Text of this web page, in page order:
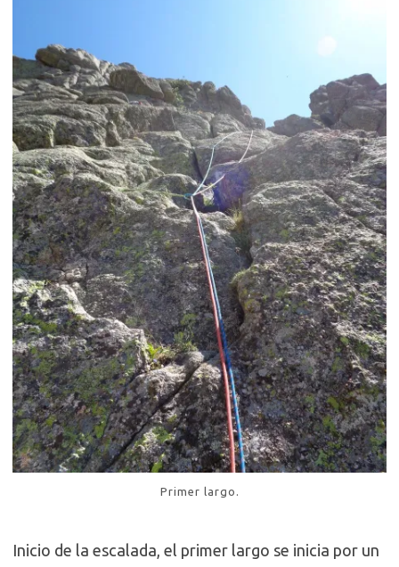
Primer largo.
Inicio de la escalada, el primer largo se inicia por un